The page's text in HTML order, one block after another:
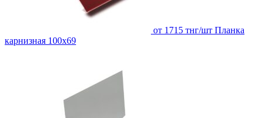
от 1715 тнг/шт Планка
карнизная 100х69